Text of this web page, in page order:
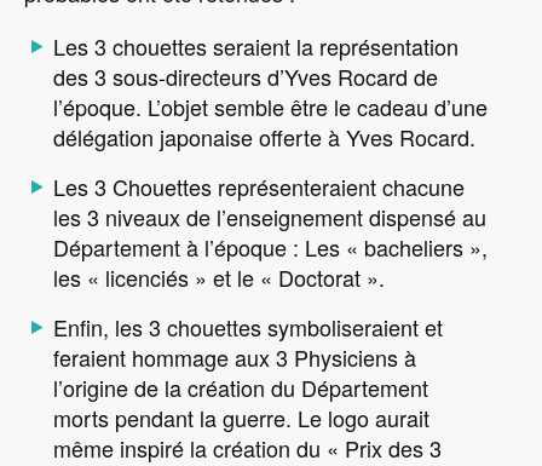
Les 3 chouettes seraient la représentation
des 3 sous-directeurs d’Yves Rocard de
l’époque. L’objet semble être le cadeau d’une
délégation japonaise offerte à Yves Rocard.
Les 3 Chouettes représenteraient chacune
les 3 niveaux de l’enseignement dispensé au
Département à l’époque : Les « bacheliers »,
les « licenciés » et le « Doctorat ».
Enfin, les 3 chouettes symboliseraient et
feraient hommage aux 3 Physiciens à
l’origine de la création du Département
morts pendant la guerre. Le logo aurait
même inspiré la création du « Prix des 3